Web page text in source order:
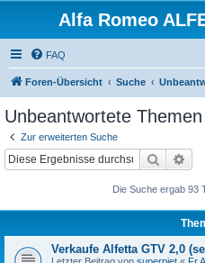
Alfa Romeo
FAQ
Foren-Übersicht Suche
Unbeantwortete Themen
Zur erweiterten Suche
Suche
Die Suche ergab 93
Verkaufe Alfetta GTV 2,0
Letzter Beitrag von superpiet « Fr